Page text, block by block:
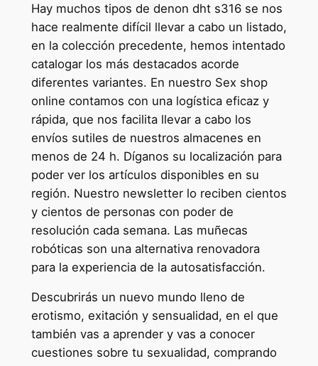
Hay muchos tipos de denon dht s316 se nos
hace realmente difícil llevar a cabo un listado,
en la colección precedente, hemos intentado
catalogar los más destacados acorde
diferentes variantes. En nuestro Sex shop
online contamos con una logística eficaz y
rápida, que nos facilita llevar a cabo los
envíos sutiles de nuestros almacenes en
menos de 24 h. Díganos su localización para
poder ver los artículos disponibles en su
región. Nuestro newsletter lo reciben cientos
y cientos de personas con poder de
resolución cada semana. Las muñecas
robóticas son una alternativa renovadora
para la experiencia de la autosatisfacción.
Descubrirás un nuevo mundo lleno de
erotismo, exitación y sensualidad, en el que
también vas a aprender y vas a conocer
cuestiones sobre tu sexualidad, comprando